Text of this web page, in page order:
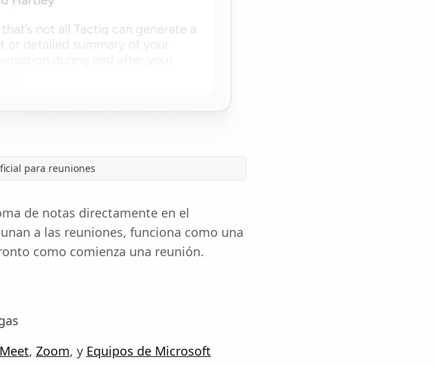
para reuniones
de notas directamente en el
a las reuniones, funciona como una
como comienza una reunión.
, Zoom, y Equipos de Microsoft